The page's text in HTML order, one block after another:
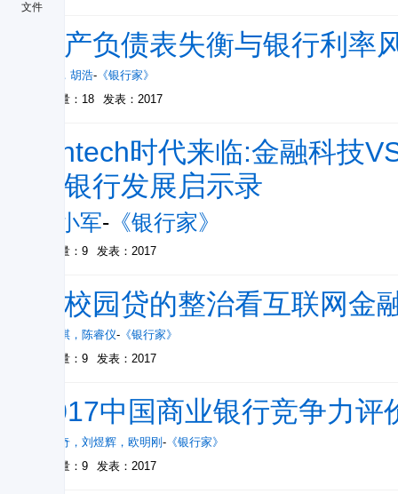
文件
资产负债表失衡与银行利率
， 胡浩- 《银行家》
被引量：18
发表：2017
Fintech时代来临:金融科
型银行发展启示录
宁小军- 《银行家》
被引量：9 发表：2017
从校园贷的整治看互联网金
云佳祺 ， 陈睿仪- 《银行家》
被引量：9
发表：2017
2017中国商业银行竞争力
王松奇 ， 刘煜辉 ， 欧明刚 - 《银行家》
被引量：9
发表：2017